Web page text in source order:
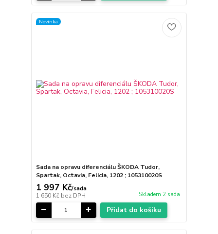
Novinka
Sada na opravu diferenciálu ŠKODA Tudor,
Spartak, Octavia, Felicia, 1202 ; 105310020S
1 997 Kč/sada
1 650 Kč bez DPH Skladem 2 sada
Přidat do košíku